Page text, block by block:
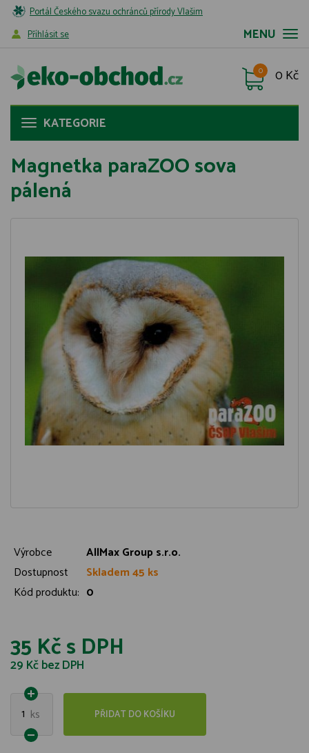
Portál Českého svazu ochránců přírody Vlašim
MENU
Příhlásit se
0 Kč
0
KATEGORIE
Magnetka paraZOO sova
pálená
Výrobce
AllMax Group s.r.o.
Dostupnost
Skladem 45 ks
Kód produktu: 0
35 Kčs DPH
29 Kčbez DPH
1 ks PŘIDAT DO KOŠÍKU